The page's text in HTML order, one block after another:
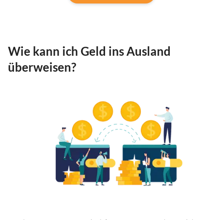
Wie kann ich Geld ins Ausland
überweisen?